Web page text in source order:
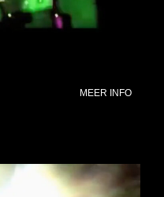
MEER INFO